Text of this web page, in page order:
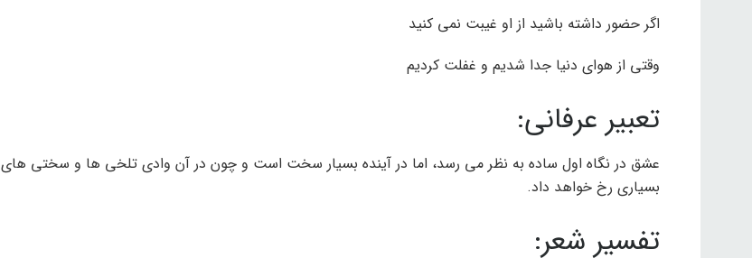
اگر حضور داشته باشید از او غیبت نمی کنید
وقتی از هوای دنیا جدا شدیم و غفلت کردیم
تعبیر عرفانی:
عشق در نگاه اول ساده به نظر می رسد، اما در آینده بسیار سخت است و چون در آن وادی تلخی ها و سختی های
بسیاری رخ خواهد داد.
تفسیر شعر: